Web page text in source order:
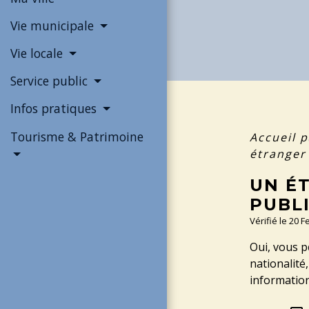
Vie municipale
Vie locale
Service public
Infos pratiques
Tourisme & Patrimoine
Accueil
UN
Vérifié le 20
Oui, vous